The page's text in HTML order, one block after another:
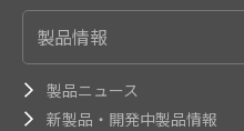
製品情報
製品ニュース
新製品・開発中製品情報